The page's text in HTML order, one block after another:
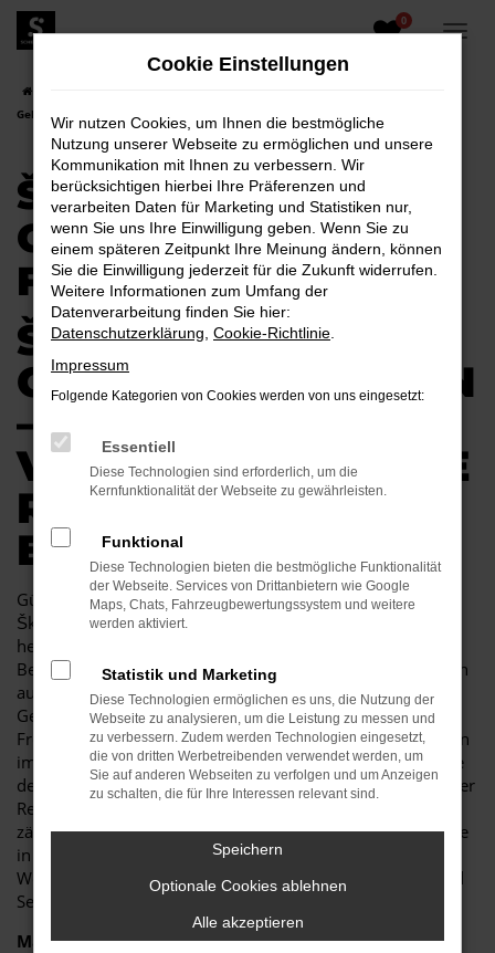
Zum
Hauptinhalt
0
Gebrauchtwagen für Elsterwerda
ŠKODA KAMIQ
GEBRAUCHTWAGEN
FÜR ELSTERWERDA
ŠKODA KAMIQ
GEBRAUCHTWAGEN
–
VERTRAUENSVOLLE
R AUTOKAUF IN
ELSTERWERDA
Günstige Mobilität in Elsterwerda kann so einfach sein. Ein
Škoda Kamiq Gebrauchtwagen besticht durch seine
herausragende Qualität und erweist sich als jahrelanger
Begleiter. Sowohl im Stadtverkehr von Elsterwerda als auch
auf Landstraße und Autobahn ist der Škoda Kamiq
Gebrauchtwagen eine perfekte Lösung und wird Ihnen viel
Freude bereiten. Unser Autohaus ist seit mehr als 30 Jahren
im Geschäft. Wir sind nicht nur Experten für Fahrzeuge wie
den Škoda Kamiq Gebrauchtwagen, sondern auch tief in der
Region Elsterwerda verankert. In unserem Unternehmen
zählen noch Werte wie Vertrauen und Kundennähe, was Sie
in jeder Beratung im positivsten Sinne erfahren. Des
Weiteren zeichnen wir uns durch ein breites Fahrzeug- und
Serviceangebot und günstige Preise
Marken
Cookie Einstellungen
Wir nutzen Cookies, um Ihnen die bestmögliche
Nutzung unserer Webseite zu ermöglichen und unsere
Kommunikation mit Ihnen zu verbessern. Wir
berücksichtigen hierbei Ihre Präferenzen und
verarbeiten Daten für Marketing und Statistiken nur,
wenn Sie uns Ihre Einwilligung geben. Wenn Sie zu
einem späteren Zeitpunkt Ihre Meinung ändern, können
Sie die Einwilligung jederzeit für die Zukunft widerrufen.
Weitere Informationen zum Umfang der
Datenverarbeitung finden Sie hier:
Datenschutzerklärung Cookie-Richtlinie
Impressum
Folgende Kategorien von Cookies werden von uns eingesetzt:
Essentiell
Diese Technologien sind erforderlich, um die
Kernfunktionalität der Webseite zu gewährleisten.
Funktional
Diese Technologien bieten die bestmögliche Funktionalität
der Webseite. Services von Drittanbietern wie Google
Maps, Chats, Fahrzeugbewertungssystem und weitere
werden aktiviert.
Statistik und Marketing
Diese Technologien ermöglichen es uns, die Nutzung der
Webseite zu analysieren, um die Leistung zu messen und
zu verbessern. Zudem werden Technologien eingesetzt,
die von dritten Werbetreibenden verwendet werden, um
Sie auf anderen Webseiten zu verfolgen und um Anzeigen
zu schalten, die für Ihre Interessen relevant sind.
Speichern
Optionale Cookies ablehnen
Alle akzeptieren